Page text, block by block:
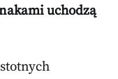
uchodzą